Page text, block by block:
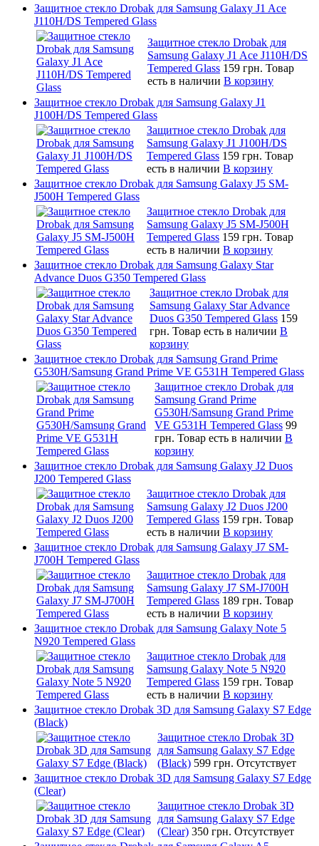
Защитное стекло Drobak для Samsung Galaxy J1 Ace
J110H/DS Tempered Glass
Защитное стекло Drobak для
Samsung Galaxy J1 Ace J110H/DS
Tempered Glass 159 грн. Товар
есть в наличии В корзину
Защитное стекло Drobak для Samsung Galaxy J1
J100H/DS Tempered Glass
Защитное стекло Drobak для
Samsung Galaxy J1 J100H/DS
Tempered Glass 159 грн. Товар
есть в наличии В корзину
Защитное стекло Drobak для Samsung Galaxy J5 SM-
J500H Tempered Glass
Защитное стекло Drobak для
Samsung Galaxy J5 SM-J500H
Tempered Glass 159 грн. Товар
есть в наличии В корзину
Защитное стекло Drobak для Samsung Galaxy Star
Advance Duos G350 Tempered Glass
Защитное стекло Drobak для
Samsung Galaxy Star Advance
Duos G350 Tempered Glass 159
грн. Товар есть в наличии В
корзину
Защитное стекло Drobak для Samsung Grand Prime
G530H/Samsung Grand Prime VE G531H Tempered Glass
Защитное стекло Drobak для
Samsung Grand Prime
G530H/Samsung Grand Prime
VE G531H Tempered Glass 99
грн. Товар есть в наличии В
корзину
Защитное стекло Drobak для Samsung Galaxy J2 Duos
J200 Tempered Glass
Защитное стекло Drobak для
Samsung Galaxy J2 Duos J200
Tempered Glass 159 грн. Товар
есть в наличии В корзину
Защитное стекло Drobak для Samsung Galaxy J7 SM-
J700H Tempered Glass
Защитное стекло Drobak для
Samsung Galaxy J7 SM-J700H
Tempered Glass 189 грн. Товар
есть в наличии В корзину
Защитное стекло Drobak для Samsung Galaxy Note 5
N920 Tempered Glass
Защитное стекло Drobak для
Samsung Galaxy Note 5 N920
Tempered Glass 159 грн. Товар
есть в наличии В корзину
Защитное стекло Drobak 3D для Samsung Galaxy S7 Edge
(Black)
Защитное стекло Drobak 3D
для Samsung Galaxy S7 Edge
(Black) 599 грн. Отсутствует
Защитное стекло Drobak 3D для Samsung Galaxy S7 Edge
(Clear)
Защитное стекло Drobak 3D
для Samsung Galaxy S7 Edge
(Clear) 350 грн. Отсутствует